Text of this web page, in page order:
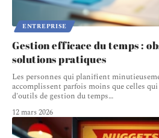
ENTREPRISE
Gestion efficace du temps :
solutions pratiques
Les personnes qui planifient
accomplissent parfois moins que celles
d'outils de gestion du temps…
12 mars 2026